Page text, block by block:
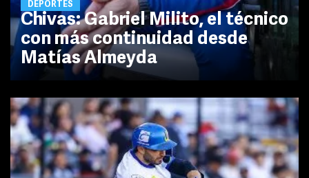
DEPORTES
Chivas: Gabriel Milito, el técnico
con más continuidad desde
Matías Almeyda